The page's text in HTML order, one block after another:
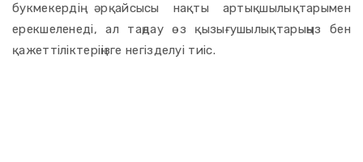
букмекердің әрқайсысы нақты артықшылықтарымен
ерекшеленеді, ал таңдау өз қызығушылықтарыңыз бен
қажеттіліктеріңізге негізделуі тиіс.